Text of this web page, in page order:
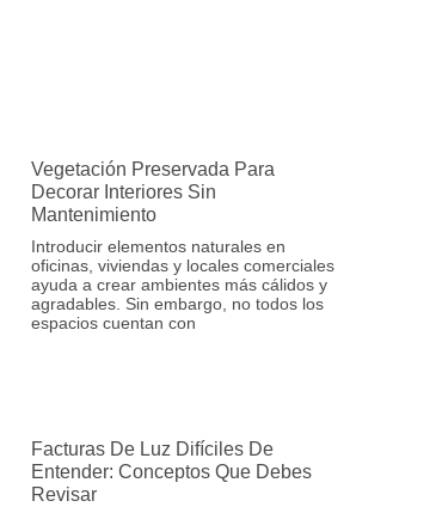
Vegetación Preservada Para
Decorar Interiores Sin
Mantenimiento
Introducir elementos naturales en
oficinas, viviendas y locales comerciales
ayuda a crear ambientes más cálidos y
agradables. Sin embargo, no todos los
espacios cuentan con
Facturas De Luz Difíciles De
Entender: Conceptos Que Debes
Revisar